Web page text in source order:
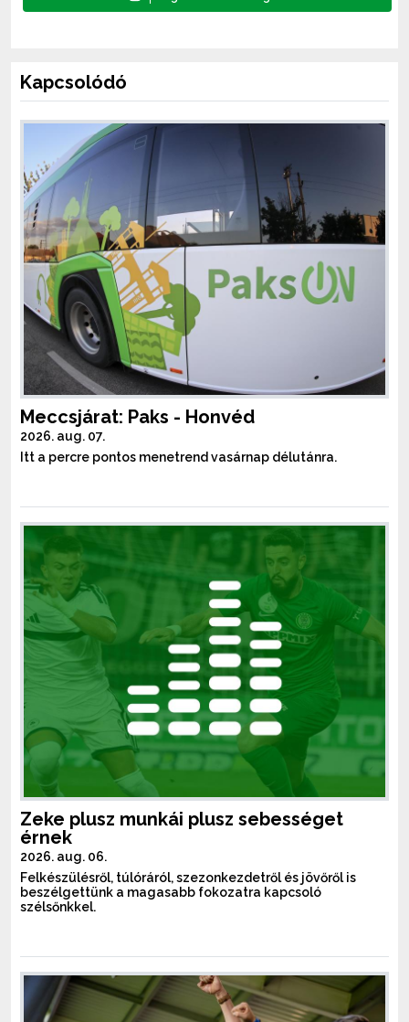
Kapcsolódó
Meccsjárat: Paks - Honvéd
2026. aug. 07.
Itt a percre pontos menetrend vasárnap délutánra.
Zeke plusz munkái plusz sebességet
érnek
2026. aug. 06.
Felkészülésről, túlóráról, szezonkezdetről és jövőről is
beszélgettünk a magasabb fokozatra kapcsoló
szélsőnkkel.